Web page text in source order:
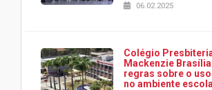
06.02.2025
Colégio
Mackenzie
regras sobre o
no ambiente